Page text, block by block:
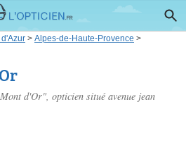
> Alpes-de-Haute-Provence >
d'Or", opticien situé avenue jean